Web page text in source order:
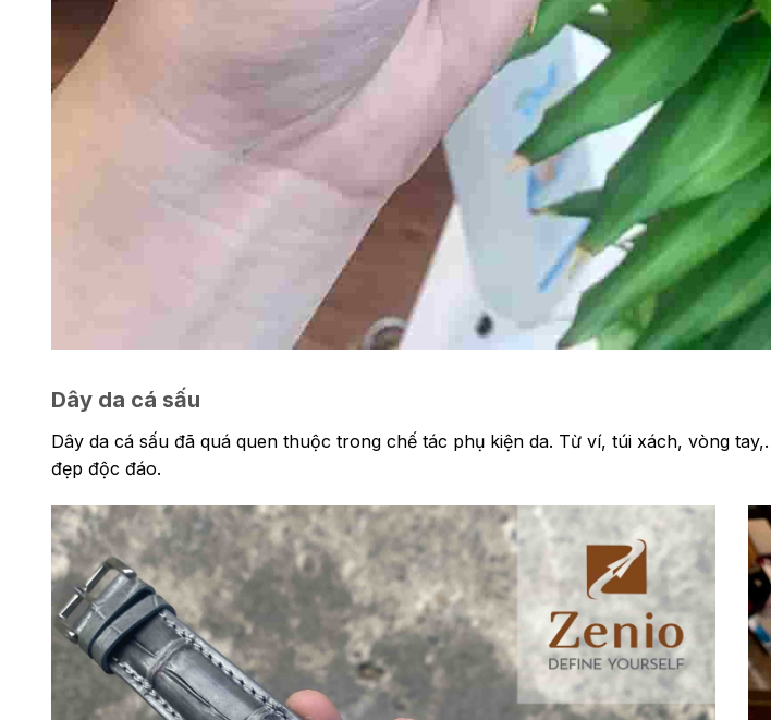
Dây da cá sấu
Dây da cá sấu đã quá quen thuộc trong chế tác phụ kiện da. Từ ví, túi xách, vòng
đẹp độc đáo.